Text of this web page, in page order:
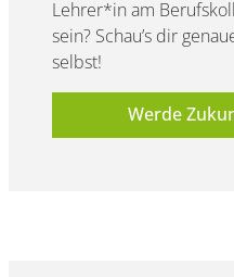
Lehrer*in am
sein? Schau’s dir
selbst!
Werde